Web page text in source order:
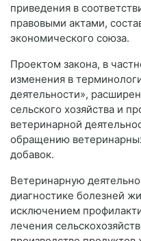
приведения в
правовыми актами,
экономического союза.
Проектом закона, в
изменения в
деятельности»,
сельского хозяйства и
ветеринарной
обращению
добавок.
Ветеринарную
диагностике болезней
исключением
лечения